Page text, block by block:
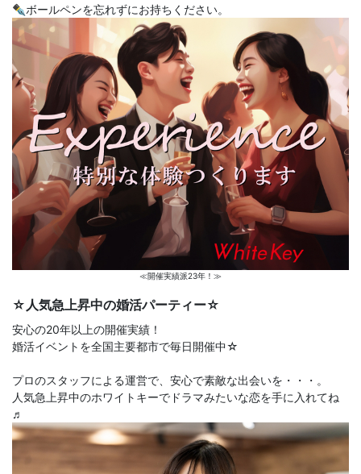
✒ボールペンを忘れずにお持ちください。
≪開催実績派23年！≫
☆人気急上昇中の婚活パーティー☆
安心の20年以上の開催実績！
婚活イベントを全国主要都市で毎日開催中☆
プロのスタッフによる運営で、安心で素敵な出会いを・・・。
人気急上昇中のホワイトキーでドラマみたいな恋を手に入れてね
♬